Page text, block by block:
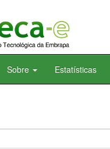
Sobre Estatísticas